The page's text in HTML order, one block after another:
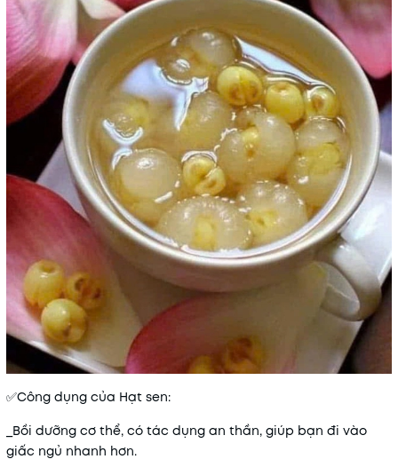
✅Công dụng của Hạt sen:
_Bồi dưỡng cơ thể, có tác dụng an thần, giúp bạn đi vào
giấc ngủ nhanh hơn.